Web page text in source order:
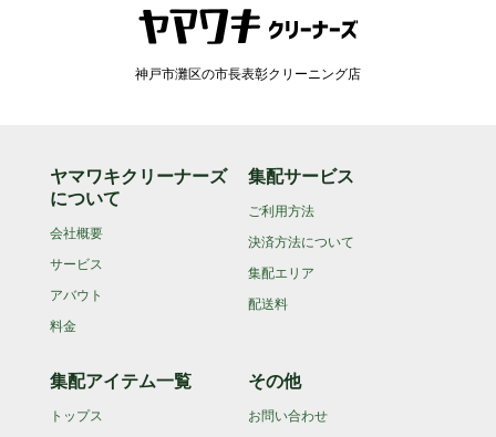
神戸市灘区の市長表彰クリーニング店
ヤマワキクリーナーズ
について
会社概要
サービス
アバウト
料金
集配サービス
ご利用方法
決済方法について
集配エリア
配送料
集配アイテム一覧
トップス
その他
お問い合わせ